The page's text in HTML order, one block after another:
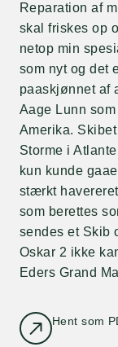
Hent som
Reparation af
skal friskes op
netop min
som nyt og det
paaskjønnet af
Aage Lunn
Amerika.
Storme i
kun kunde
stærkt
som berettes
sendes et Skib
Oskar 2 ikke
Eders Grand